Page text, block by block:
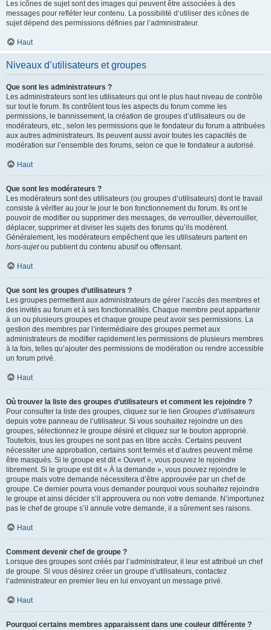
Les icônes de sujet sont des images qui peuvent être associées à des
messages pour refléter leur contenu. La possibilité d’utiliser des icônes de
sujet dépend des permissions définies par l’administrateur.
Haut
Niveaux d’utilisateurs et groupes
Que sont les administrateurs ?
Les administrateurs sont les utilisateurs qui ont le plus haut niveau de contrôle
sur tout le forum. Ils contrôlent tous les aspects du forum comme les
permissions, le bannissement, la création de groupes d’utilisateurs ou de
modérateurs, etc., selon les permissions que le fondateur du forum a attribuées
aux autres administrateurs. Ils peuvent aussi avoir toutes les capacités de
modération sur l’ensemble des forums, selon ce que le fondateur a autorisé.
Haut
Que sont les modérateurs ?
Les modérateurs sont des utilisateurs (ou groupes d’utilisateurs) dont le travail
consiste à vérifier au jour le jour le bon fonctionnement du forum. Ils ont le
pouvoir de modifier ou supprimer des messages, de verrouiller, déverrouiller,
déplacer, supprimer et diviser les sujets des forums qu’ils modèrent.
Généralement, les modérateurs empêchent que les utilisateurs partent en
hors-sujetou publient du contenu abusif ou offensant.
Haut
Que sont les groupes d’utilisateurs ?
Les groupes permettent aux administrateurs de gérer l’accès des membres et
des invités au forum et à ses fonctionnalités. Chaque membre peut appartenir
à un ou plusieurs groupes et chaque groupe peut avoir ses permissions. La
gestion des membres par l’intermédiaire des groupes permet aux
administrateurs de modifier rapidement les permissions de plusieurs membres
à la fois, telles qu’ajouter des permissions de modération ou rendre accessible
un forum privé.
Haut
Où trouver la liste des groupes d’utilisateurs et comment les rejoindre ?
Pour consulter la liste des groupes, cliquez sur le lien Groupes d’utilisateurs
depuis votre panneau de l’utilisateur. Si vous souhaitez rejoindre un des
groupes, sélectionnez le groupe désiré et cliquez sur le bouton approprié.
Toutefois, tous les groupes ne sont pas en libre accès. Certains peuvent
nécessiter une approbation, certains sont fermés et d’autres peuvent même
être masqués. Si le groupe est dit « Ouvert », vous pouvez le rejoindre
librement. Si le groupe est dit « À la demande », vous pouvez rejoindre le
groupe mais votre demande nécessitera d’être approuvée par un chef de
groupe. Ce dernier pourra vous demander pourquoi vous souhaitez rejoindre
le groupe et ainsi décider s’il approuvera ou non votre demande. N’importunez
pas le chef de groupe s’il annule votre demande, il a sûrement ses raisons.
Haut
Comment devenir chef de groupe ?
Lorsque des groupes sont créés par l’administrateur, il leur est attribué un chef
de groupe. Si vous désirez créer un groupe d’utilisateurs, contactez
l’administrateur en premier lieu en lui envoyant un message privé.
Haut
Pourquoi certains membres apparaissent dans une couleur différente ?